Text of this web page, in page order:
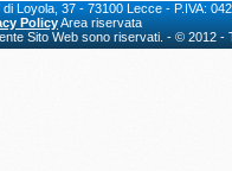
Loyola, 37 - 73100 Lecce - P.IVA:
PolicyArea riservata
Sito Web sono riservati. - © 2012 -